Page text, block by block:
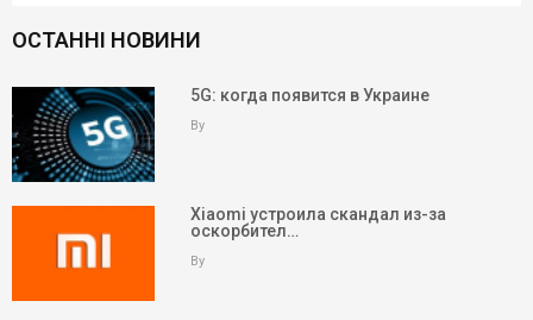
ОСТАННІ НОВИНИ
5G: когда появится в Украине
By
Xiaomi устроила скандал из-за
оскорбител…
By